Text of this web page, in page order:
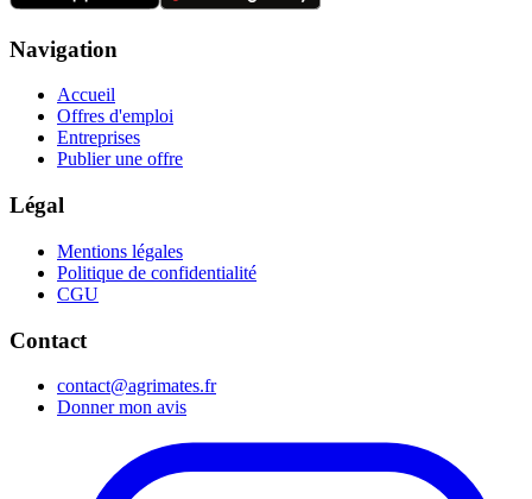
Navigation
Accueil
Offres d'emploi
Entreprises
Publier une offre
Légal
Mentions légales
Politique de confidentialité
CGU
Contact
contact@agrimates.fr
Donner mon avis